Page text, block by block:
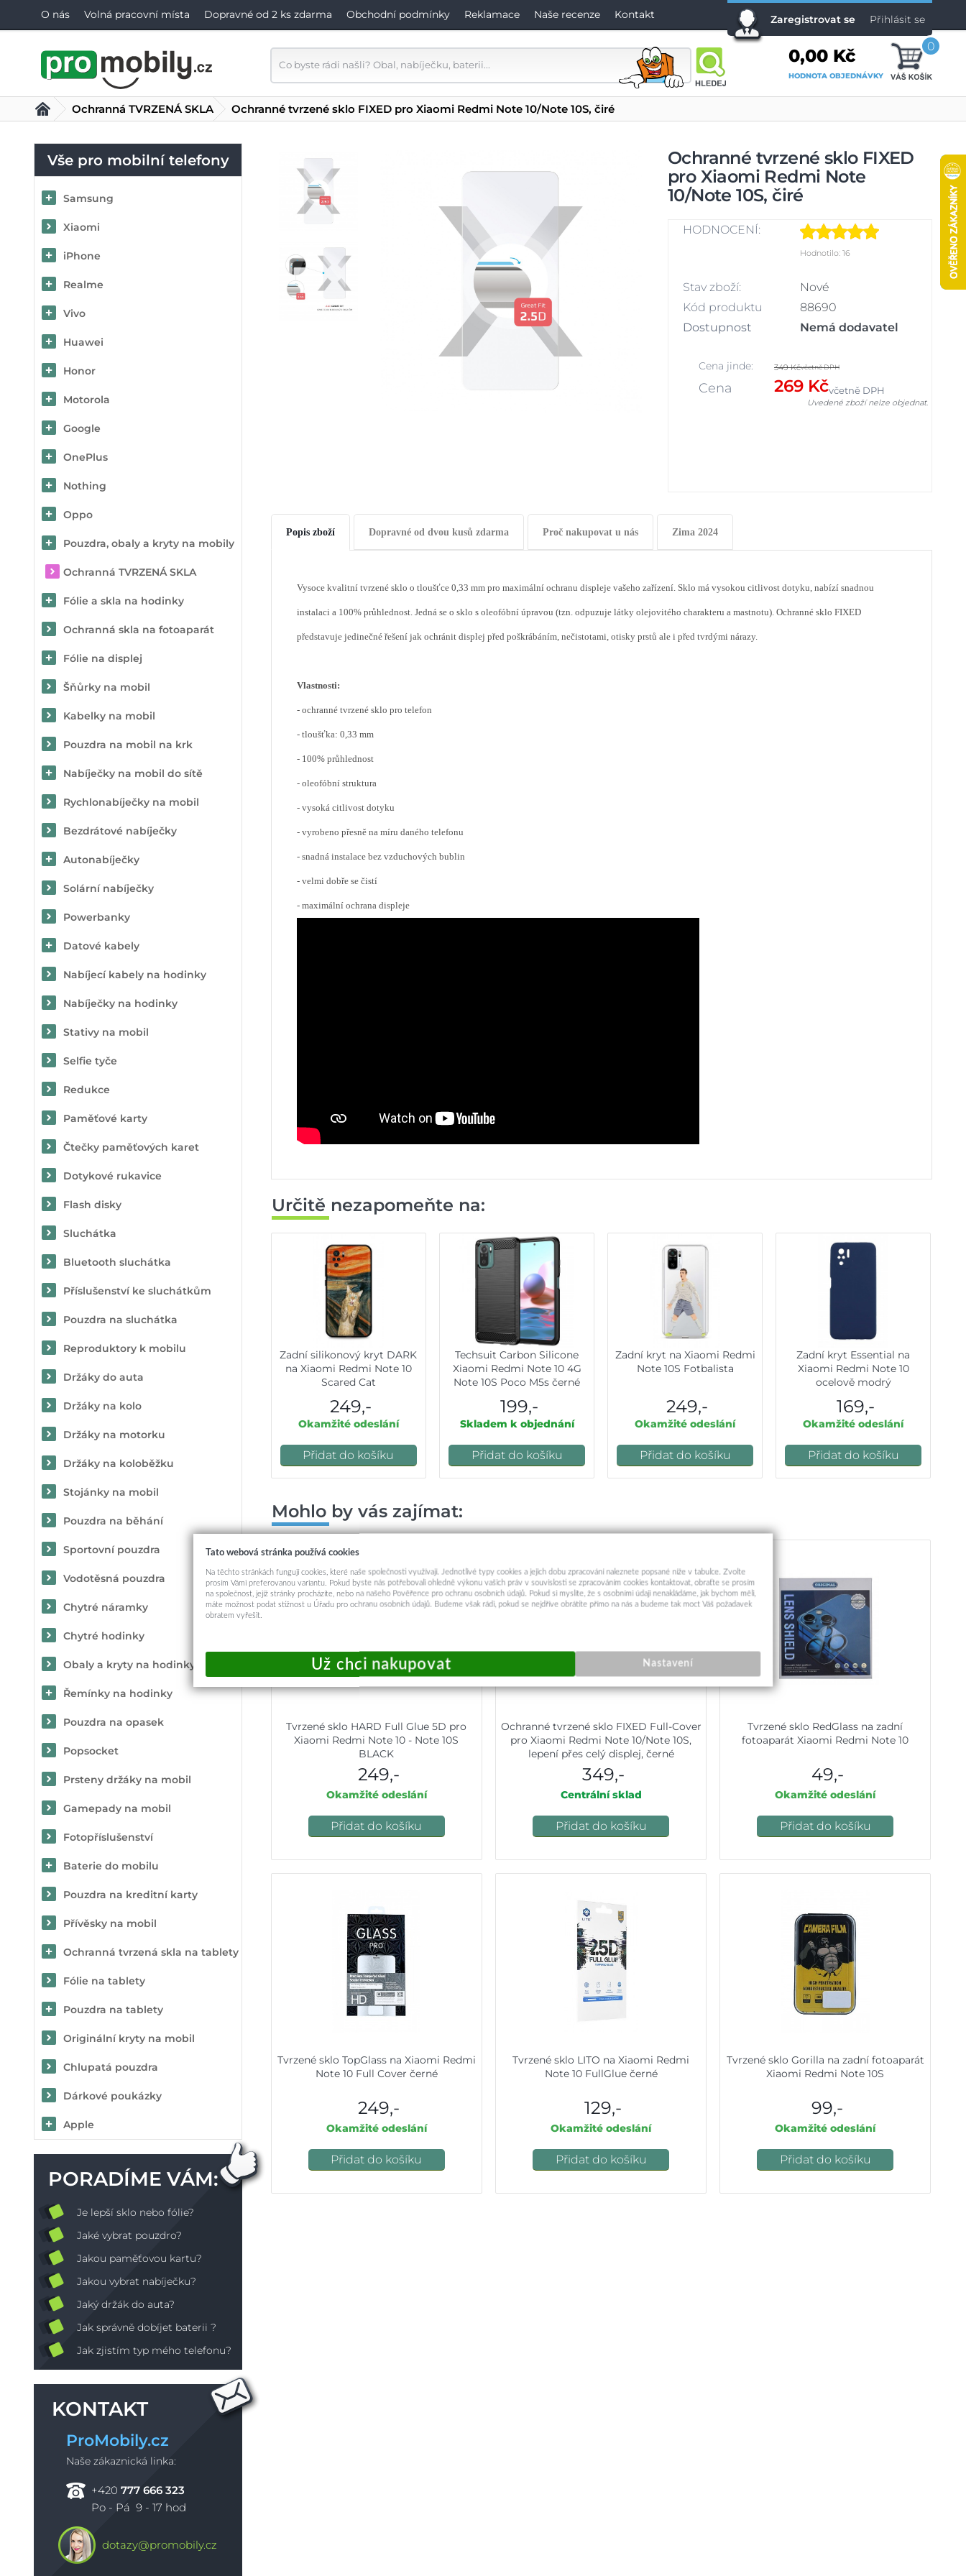
O nás Volná pracovní místa Dopravné od 2 ks zdarma Obchodní podmínky Reklamace Naše recenze Kontakt Zaregistrovat se Přihlásit se
0,00 Kč
HODNOTA OBJEDNÁVKY
0
Vše pro mobilní telefony
Samsung
Xiaomi
iPhone
Realme
Vivo
Huawei
Honor
Motorola
Google
OnePlus
Nothing
Oppo
Pouzdra, obaly a kryty na mobily
Ochranná TVRZENÁ SKLA
Fólie a skla na hodinky
Ochranná skla na fotoaparát
Fólie na displej
Šňůrky na mobil
Kabelky na mobil
Pouzdra na mobil na krk
Nabíječky na mobil do sítě
Rychlonabíječky na mobil
Bezdrátové nabíječky
Autonabíječky
Solární nabíječky
Powerbanky
Datové kabely
Nabíjecí kabely na hodinky
Nabíječky na hodinky
Stativy na mobil
Selfie tyče
Redukce
Paměťové karty
Čtečky paměťových karet
Dotykové rukavice
Flash disky
Sluchátka
Bluetooth sluchátka
Příslušenství ke sluchátkům
Pouzdra na sluchátka
Reproduktory k mobilu
Držáky do auta
Držáky na kolo
Držáky na motorku
Držáky na koloběžku
Stojánky na mobil
Pouzdra na běhání
Sportovní pouzdra
Vodotěsná pouzdra
Chytré náramky
Chytré hodinky
Obaly a kryty na hodinky
Řemínky na hodinky
Pouzdra na opasek
Popsocket
Prsteny držáky na mobil
Gamepady na mobil
Fotopříslušenství
Baterie do mobilu
Pouzdra na kreditní karty
Přívěsky na mobil
Ochranná tvrzená skla na tablety
Fólie na tablety
Pouzdra na tablety
Originální kryty na mobil
Chlupatá pouzdra
Dárkové poukázky
Apple
PORADÍME VÁM:
Je lepší sklo nebo fólie?
Jaké vybrat pouzdro?
Jakou paměťovou kartu?
Jakou vybrat nabíječku?
Jaký držák do auta?
Jak správně dobíjet baterii ?
Jak zjistím typ mého telefonu?
KONTAKT
ProMobily.cz
Naše zákaznická linka:
+420 777 666 323
Po - Pá 9 - 17 hod
dotazy@promobily.cz
Ochranná TVRZENÁ SKLA Ochranné tvrzené sklo FIXED pro Xiaomi Redmi Note 10/Note 10S, čiré
Ochranné tvrzené sklo FIXED
pro Xiaomi Redmi Note
10/Note 10S, čiré
HODNOCENÍ:
Hodnotilo: 16
Stav zboží:
Nové
Kód produktu
88690
Dostupnost
Nemá dodavatel
Cena jinde: 349 Kčvčetně DPH
Cena 269 Kčvčetně DPH
Uvedené zboží nelze objednat.
Popis zboží Dopravné od dvou kusů zdarma Proč nakupovat u nás Zima 2024
Vysoce kvalitní tvrzené sklo o tloušťce 0,33 mm pro maximální ochranu displeje vašeho zařízení. Sklo má vysokou citlivost dotyku, nabízí snadnou
instalaci a 100% průhlednost. Jedná se o sklo s oleofóbní úpravou (tzn. odpuzuje látky olejovitého charakteru a mastnotu). Ochranné sklo FIXED
představuje jedinečné řešení jak ochránit displej před poškrábáním, nečistotami, otisky prstů ale i před tvrdými nárazy.
Vlastnosti:
- ochranné tvrzené sklo pro telefon
- tloušťka: 0,33 mm
- 100% průhlednost
- oleofóbní struktura
- vysoká citlivost dotyku
- vyrobeno přesně na míru daného telefonu
- snadná instalace bez vzduchových bublin
- velmi dobře se čistí
- maximální ochrana displeje
Určitě nezapomeňte na:
Zadní silikonový kryt DARK
na Xiaomi Redmi Note 10
Scared Cat
249,-
Okamžité odeslání
Přidat do košíku
Techsuit Carbon Silicone
Xiaomi Redmi Note 10 4G
Note 10S Poco M5s černé
199,-
Skladem k objednání
Přidat do košíku
Zadní kryt na Xiaomi Redmi
Note 10S Fotbalista
249,-
Okamžité odeslání
Přidat do košíku
Zadní kryt Essential na
Xiaomi Redmi Note 10
ocelově modrý
169,-
Okamžité odeslání
Přidat do košíku
Mohlo by vás zajímat:
Tvrzené sklo HARD Full Glue 5D pro
Xiaomi Redmi Note 10 - Note 10S
BLACK
249,-
Okamžité odeslání
Přidat do košíku
Ochranné tvrzené sklo FIXED Full-Cover
pro Xiaomi Redmi Note 10/Note 10S,
lepení přes celý displej, černé
349,-
Centrální sklad
Přidat do košíku
Tvrzené sklo RedGlass na zadní
fotoaparát Xiaomi Redmi Note 10
49,-
Okamžité odeslání
Přidat do košíku
Tvrzené sklo TopGlass na Xiaomi Redmi
Note 10 Full Cover černé
249,-
Okamžité odeslání
Přidat do košíku
Tvrzené sklo LITO na Xiaomi Redmi
Note 10 FullGlue černé
129,-
Okamžité odeslání
Přidat do košíku
Tvrzené sklo Gorilla na zadní fotoaparát
Xiaomi Redmi Note 10S
99,-
Okamžité odeslání
Přidat do košíku
Tato webová stránka používá cookies
Na těchto stránkách fungují cookies, které naše společnosti využívají. Jednotlivé typy cookies a jejich dobu zpracování naleznete popsané níže v tabulce. Zvolte
prosím Vámi preferovanou variantu. Pokud byste nás potřebovali ohledně výkonu vašich práv v souvislosti se zpracováním cookies kontaktovat, obraťte se prosím
na společnost, jejíž stránky procházíte, nebo na našeho Pověřence pro ochranu osobních údajů. Pokud si myslíte, že s osobními údaji nenakládáme, jak bychom měli,
máte možnost podat stížnost u Úřadu pro ochranu osobních údajů. Budeme však rádi, pokud se nejdříve obrátíte přímo na nás a budeme tak moct Váš požadavek
obratem vyřešit.
Nastavení